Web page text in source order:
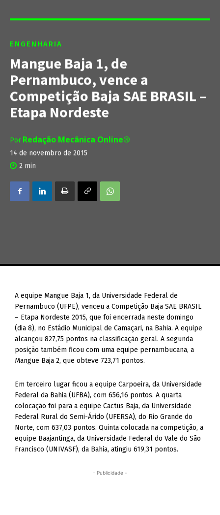
ENGENHARIA
Mangue Baja 1, de
Pernambuco, vence a
Competição Baja SAE BRASIL –
Etapa Nordeste
Por Redação Mecânica Online®
14 de novembro de 2015
2 min
A equipe Mangue Baja 1, da Universidade Federal de
Pernambuco (UFPE), venceu a Competição Baja SAE BRASIL
– Etapa Nordeste 2015, que foi encerrada neste domingo
(dia 8), no Estádio Municipal de Camaçari, na Bahia. A equipe
alcançou 827,75 pontos na classificação geral. A segunda
posição também ficou com uma equipe pernambucana, a
Mangue Baja 2, que obteve 723,71 pontos.
Em terceiro lugar ficou a equipe Carpoeira, da Universidade
Federal da Bahia (UFBA), com 656,16 pontos. A quarta
colocação foi para a equipe Cactus Baja, da Universidade
Federal Rural do Semi-Árido (UFERSA), do Rio Grande do
Norte, com 637,03 pontos. Quinta colocada na competição, a
equipe Baajantinga, da Universidade Federal do Vale do São
Francisco (UNIVASF), da Bahia, atingiu 619,31 pontos.
- Publicidade -